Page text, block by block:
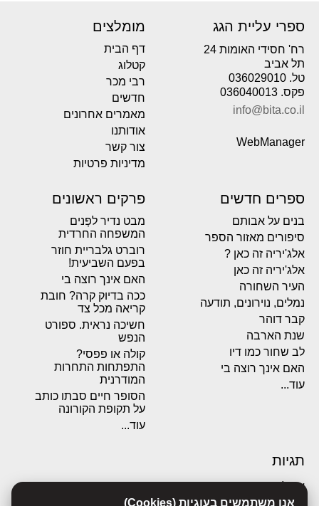
אנו משתמשים בעוגיות (Cookies)
ספרי עליית הגג
רח' חסידי האומות 24
תל אביב
טל. 036029010
פקס. 036040013
info@bita.co.il
WebManager
מומלצים
דף הבית
קטלוג
רבי מכר
חדשים
מאמרים אחרונים
אודותנו
צור קשר
מדיניות פרטיות
ספרים חדשים
בנים על אבותם
סיפורים מאזור הספר
אלג'יריה זה כאן ?
אלג'יריה זה כאן
העיר השחורה
נמלים, נוירונים, תודעה
קבר דוהר
שנת הארבה
לב שחור כמו דיו
האם אינך רוצה בי
עוד...
פרקים ראשונים
מבט נדיר לפְּנים
המשפחה החרדית
רוברט גלבריית חוזר
בפעם השביעית!
האם אינך רוצה בי
ככה בדיוק קרה? חובת
קריאה מכל צד
חשיכה נראית. ספורט
הנפש
קולה או פפסי?
התפתחות התחרות
המודרנית
הסופר חיים סבתו כותב
על תקופת הקורונה
עוד...
תגיות
אבולוציה
אכסדרה